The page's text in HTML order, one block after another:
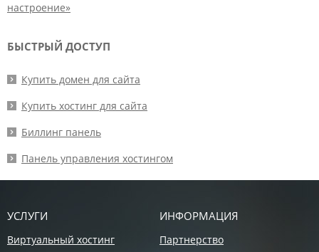
настроение»
БЫСТРЫЙ ДОСТУП
Купить домен для сайта
Купить хостинг для сайта
Биллинг панель
Панель управления хостингом
УСЛУГИ
Виртуальный хостинг
ИНФОРМАЦИЯ
Партнерство